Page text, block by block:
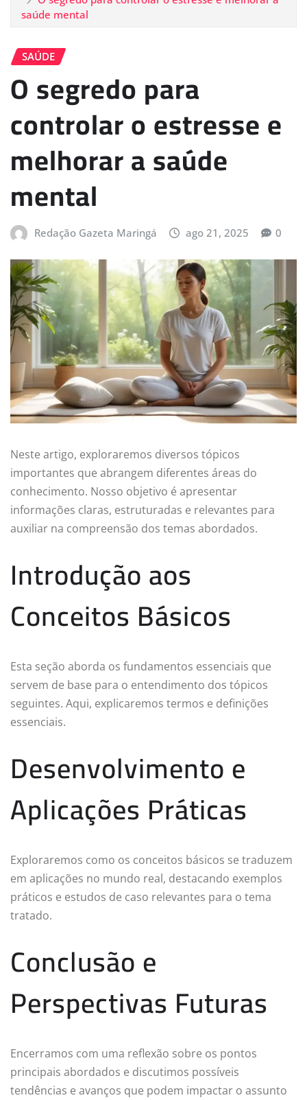
saúde mental
SAÚDE
O segredo para
controlar o estresse e
melhorar a saúde
mental
Redação Gazeta Maringá ago 21, 2025 0
Neste artigo, exploraremos diversos tópicos
importantes que abrangem diferentes áreas do
conhecimento. Nosso objetivo é apresentar
informações claras, estruturadas e relevantes para
auxiliar na compreensão dos temas abordados.
Introdução aos
Conceitos Básicos
Esta seção aborda os fundamentos essenciais que
servem de base para o entendimento dos tópicos
seguintes. Aqui, explicaremos termos e definições
essenciais.
Desenvolvimento e
Aplicações Práticas
Exploraremos como os conceitos básicos se traduzem
em aplicações no mundo real, destacando exemplos
práticos e estudos de caso relevantes para o tema
tratado.
Conclusão e
Perspectivas Futuras
Encerramos com uma reflexão sobre os pontos
principais abordados e discutimos possíveis
tendências e avanços que podem impactar o assunto